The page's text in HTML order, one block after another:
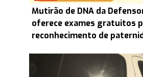
Mutirão de DNA da
oferece exames gratuitos
reconhecimento de